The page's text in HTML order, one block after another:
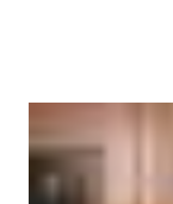
che permette di
scelta più
L’intelligenza